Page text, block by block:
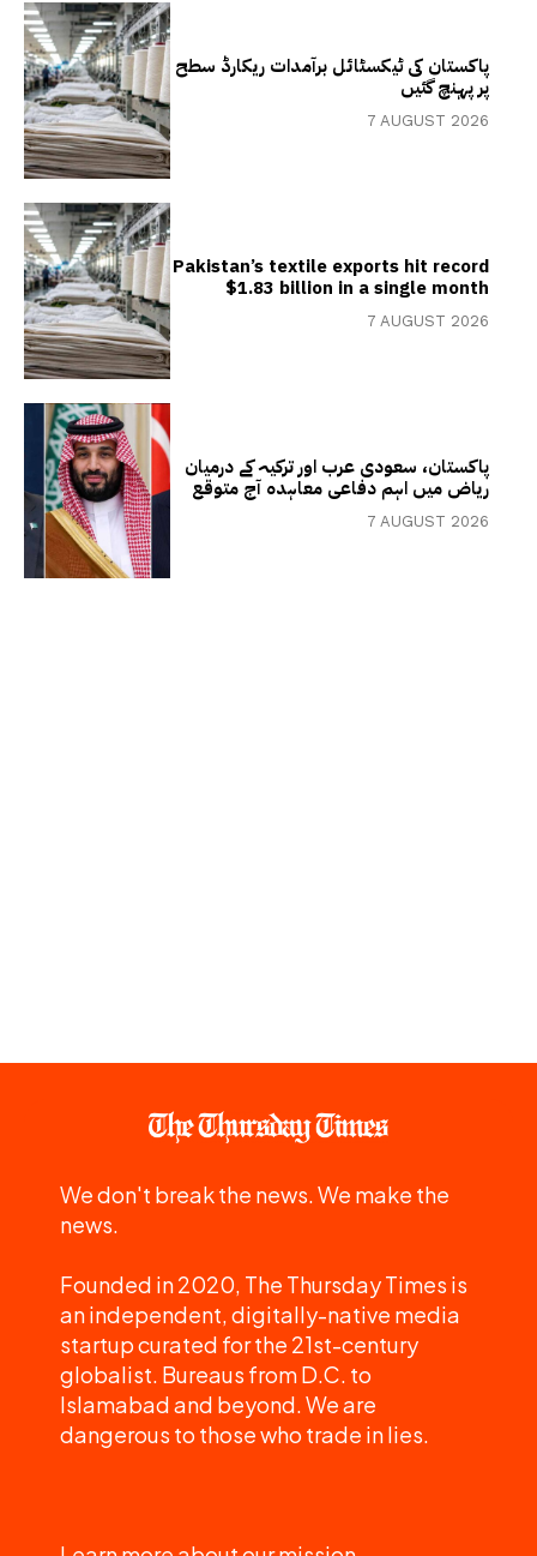
پاکستان کی ٹیکسٹائل برآمدات ریکارڈ سطح
پر پہنچ گئیں
7 AUGUST 2026
Pakistan’s textile exports hit record
$1.83 billion in a single month
7 AUGUST 2026
پاکستان، سعودی عرب اور ترکیہ کے درمیان
ریاض میں اہم دفاعی معاہدہ آج متوقع
7 AUGUST 2026
We don't break the news. We make the
news.
Founded in 2020, The Thursday Times is
an independent, digitally-native media
startup curated for the 21st-century
globalist. Bureaus from D.C. to
Islamabad and beyond. We are
dangerous to those who trade in lies.